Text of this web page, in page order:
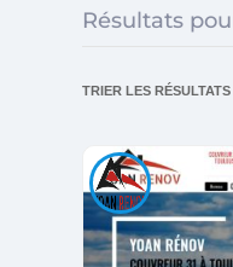
Résultats
TRIER LES RÉSULTATS